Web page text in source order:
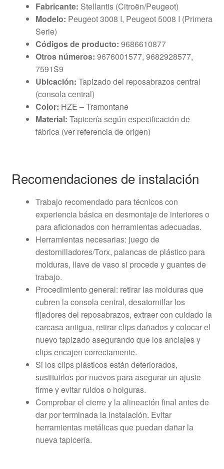
Fabricante: Stellantis (Citroën/Peugeot)
Modelo: Peugeot 3008 I, Peugeot 5008 I (Primera
Serie)
Códigos de producto: 9686610877
Otros números: 9676001577, 9682928577,
7591S9
Ubicación: Tapizado del reposabrazos central
(consola central)
Color: HZE – Tramontane
Material: Tapicería según especificación de
fábrica (ver referencia de origen)
Recomendaciones de instalación
Trabajo recomendado para técnicos con
experiencia básica en desmontaje de interiores o
para aficionados con herramientas adecuadas.
Herramientas necesarias: juego de
destornilladores/Torx, palancas de plástico para
molduras, llave de vaso si procede y guantes de
trabajo.
Procedimiento general: retirar las molduras que
cubren la consola central, desatornillar los
fijadores del reposabrazos, extraer con cuidado la
carcasa antigua, retirar clips dañados y colocar el
nuevo tapizado asegurando que los anclajes y
clips encajen correctamente.
Si los clips plásticos están deteriorados,
sustituirlos por nuevos para asegurar un ajuste
firme y evitar ruidos o holguras.
Comprobar el cierre y la alineación final antes de
dar por terminada la instalación. Evitar
herramientas metálicas que puedan dañar la
nueva tapicería.